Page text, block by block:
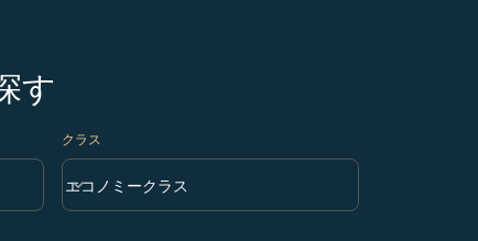
す
クラス
クラス option エコノミークラス Selected
エコノミークラス
keyboard_arrow_down